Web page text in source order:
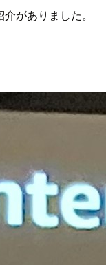
がありました。